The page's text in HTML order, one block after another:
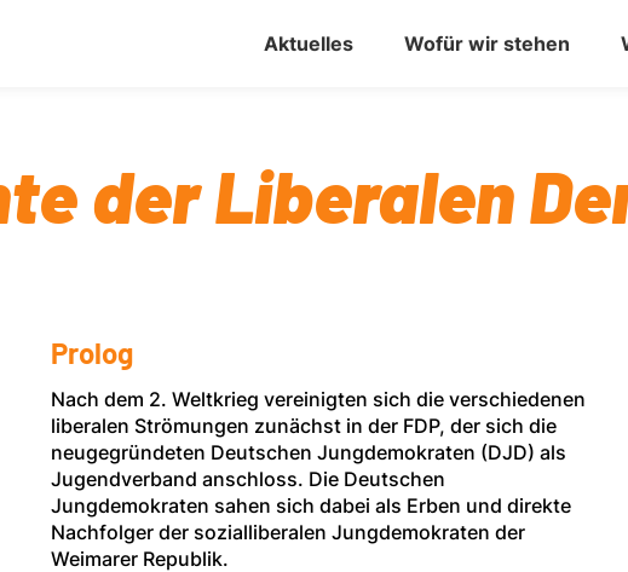
Aktuelles Wofür wir stehen
der Liberalen
Prolog
Nach dem 2. Weltkrieg vereinigten sich die verschiedenen
liberalen Strömungen zunächst in der FDP, der sich die
neugegründeten Deutschen Jungdemokraten (DJD) als
Jugendverband anschloss. Die Deutschen
Jungdemokraten sahen sich dabei als Erben und direkte
Nachfolger der sozialliberalen Jungdemokraten der
Weimarer Republik.